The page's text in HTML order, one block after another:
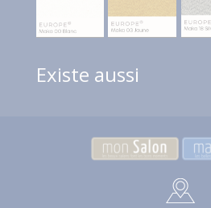
Existe aussi